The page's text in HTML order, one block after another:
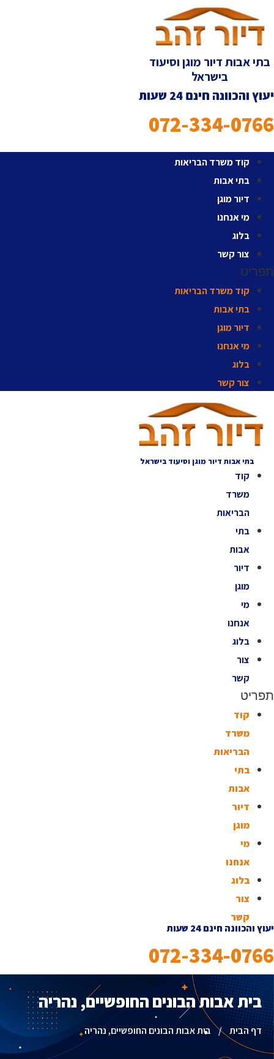
לתוכן
בתי אבות דיור מוגן וסיעוד
בישראל
יעוץ והכוונה חינם 24 שעות
072-334-0766
קוד משרד הבריאות
בתי אבות
דיור מוגן
מי אנחנו
בלוג
צור קשר
תפריט
קוד משרד הבריאות
בתי אבות
דיור מוגן
מי אנחנו
בלוג
צור קשר
בתי אבות דיור מוגן וסיעוד בישראל
קוד
משרד
הבריאות
בתי
אבות
דיור
מוגן
מי
אנחנו
בלוג
צור
קשר
תפריט
קוד
משרד
הבריאות
בתי
אבות
דיור
מוגן
מי
אנחנו
בלוג
צור
קשר
יעוץ והכוונה חינם 24 שעות
072-334-0766
בית אבות הבונים החופשיים, נהריה
דף הבית / בית אבות הבונים החופשיים, נהריה